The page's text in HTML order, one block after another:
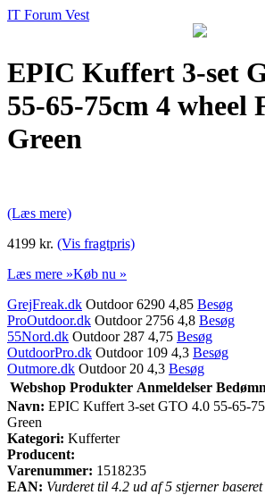
IT Forum Vest
EPIC Kuffert 3-set
55-65-75cm 4 wheel
Green
(Læs mere)
4199 kr. (Vis fragtpris)
Læs mere »Køb nu »
GrejFreak.dk Outdoor 6290 4,85 Besøg
ProOutdoor.dk Outdoor 2756 4,8 Besøg
55Nord.dk Outdoor 287 4,75 Besøg
OutdoorPro.dk Outdoor 109 4,3 Besøg
Outmore.dk Outdoor 20 4,3 Besøg
Webshop Produkter Anmeldelser
Navn: EPIC Kuffert 3-set GTO 4.0 55-65-
Green
Kategori: Kufferter
Producent:
Varenummer: 1518235
EAN: Vurderet til 4.2 ud af 5 stjerner